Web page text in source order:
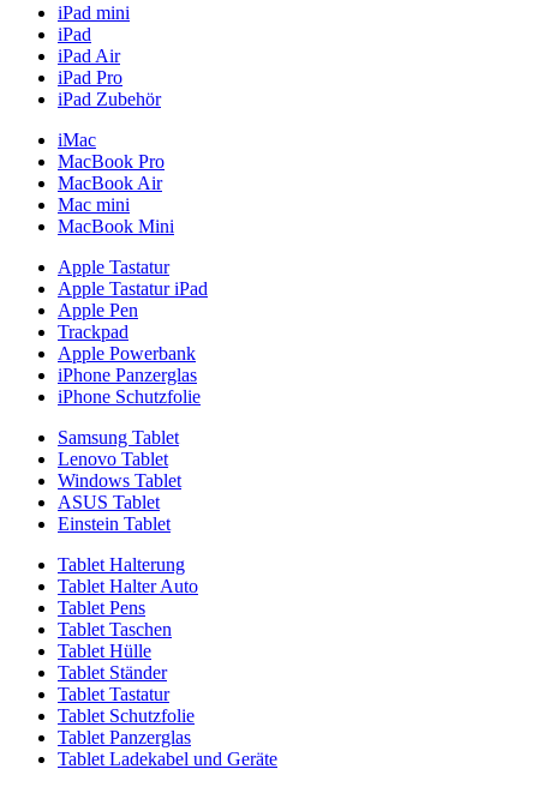
iPad mini
iPad
iPad Air
iPad Pro
iPad Zubehör
iMac
MacBook Pro
MacBook Air
Mac mini
MacBook Mini
Apple Tastatur
Apple Tastatur iPad
Apple Pen
Trackpad
Apple Powerbank
iPhone Panzerglas
iPhone Schutzfolie
Samsung Tablet
Lenovo Tablet
Windows Tablet
ASUS Tablet
Einstein Tablet
Tablet Halterung
Tablet Halter Auto
Tablet Pens
Tablet Taschen
Tablet Hülle
Tablet Ständer
Tablet Tastatur
Tablet Schutzfolie
Tablet Panzerglas
Tablet Ladekabel und Geräte